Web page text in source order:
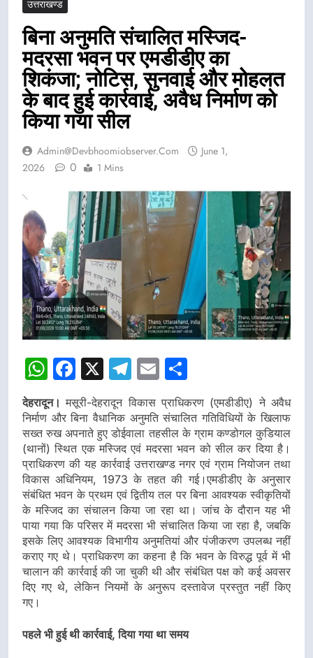
उत्तराखण्ड
बिना अनुमति संचालित मस्जिद-
मदरसा भवन पर एमडीडीए का
शिकंजा; नोटिस, सुनवाई और मोहलत
के बाद हुई कार्रवाई, अवैध निर्माण को
किया गया सील
Admin@devbhoomiobserver.com
June 1,
2026
0 1 Mins
WhatsApp
Facebook
X Telegram
Email
देहरादून।मसूरी-देहरादून विकास प्राधिकरण (एमडीडीए) ने अवैध
निर्माण और बिना वैधानिक अनुमति संचालित गतिविधियों के खिलाफ
सख्त रुख अपनाते हुए डोईवाला तहसील के ग्राम कण्डोगल कुडियाल
(थानों) स्थित एक मस्जिद एवं मदरसा भवन को सील कर दिया है।
प्राधिकरण की यह कार्रवाई उत्तराखण्ड नगर एवं ग्राम नियोजन तथा
विकास अधिनियम, 1973 के तहत की गई।एमडीडीए के अनुसार
संबंधित भवन के प्रथम एवं द्वितीय तल पर बिना आवश्यक स्वीकृतियों
के मस्जिद का संचालन किया जा रहा था। जांच के दौरान यह भी
पाया गया कि परिसर में मदरसा भी संचालित किया जा रहा है, जबकि
इसके लिए आवश्यक विभागीय अनुमतियां और पंजीकरण उपलब्ध नहीं
कराए गए थे। प्राधिकरण का कहना है कि भवन के विरुद्ध पूर्व में भी
चालान की कार्रवाई की जा चुकी थी और संबंधित पक्ष को कई अवसर
दिए गए थे, लेकिन नियमों के अनुरूप दस्तावेज प्रस्तुत नहीं किए
गए।
पहले भी हुई थी कार्रवाई, दिया गया था समय